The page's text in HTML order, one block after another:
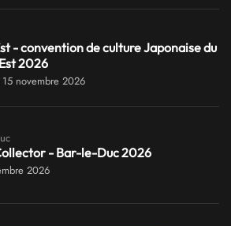
- convention de culture Japonaise du
2026
novembre 2026
- Bar-le-Duc 2026
2026